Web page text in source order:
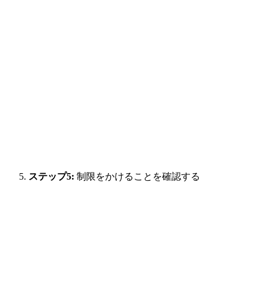
ステップ5: 制限をかけることを確認する